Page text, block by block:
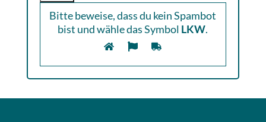
Bitte beweise, dass du kein Spambot
bist und wähle das Symbol LKW.